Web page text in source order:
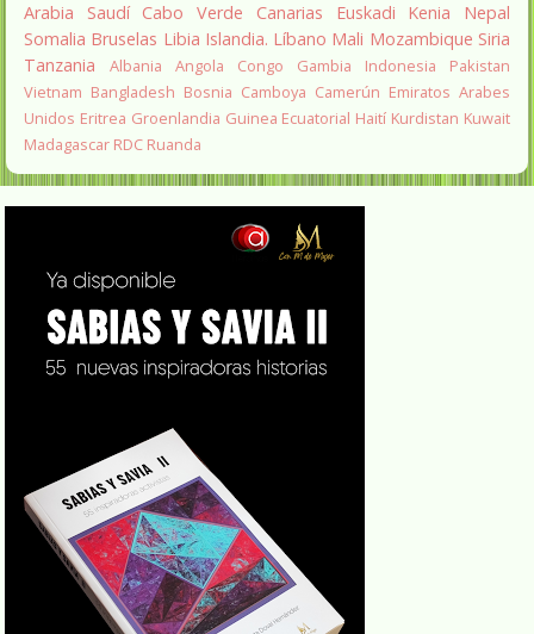
Arabia Saudí Cabo Verde Canarias Euskadi Kenia
Nepal
Somalia Bruselas Libia Islandia. Líbano Mali Mozambique Siria
Tanzania
Albania Angola Congo Gambia Indonesia
Pakistan
Vietnam Bangladesh Bosnia Camboya Camerún Emiratos Arabes
Unidos Eritrea Groenlandia Guinea Ecuatorial Haití Kurdistan Kuwait
Madagascar RDC Ruanda